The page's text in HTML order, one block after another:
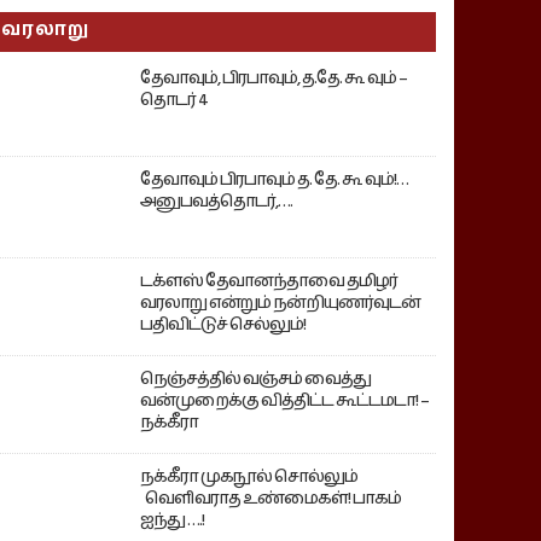
வரலாறு
தேவாவும், பிரபாவும், த.தே. கூ வும் –
தொடர் 4
தேவாவும் பிரபாவும் த. தே. கூ வும்!…
அனுபவத்தொடர்,….
டக்ளஸ் தேவானந்தாவை தமிழர்
வரலாறு என்றும் நன்றியுணர்வுடன்
பதிவிட்டுச் செல்லும்!
நெஞ்சத்தில் வஞ்சம் வைத்து
வன்முறைக்கு வித்திட்ட கூட்டமடா! –
நக்கீரா
நக்கீரா முகநூல் சொல்லும்
வெளிவராத உண்மைகள்! பாகம்
ஐந்து ….!